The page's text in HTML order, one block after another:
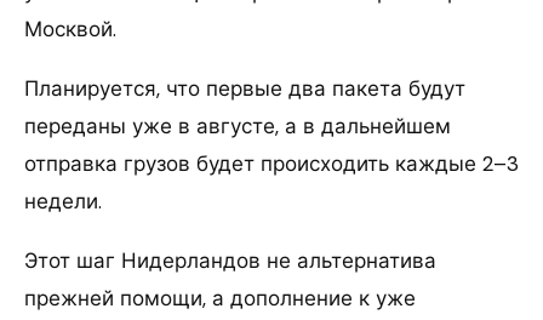
Москвой.
Планируется, что первые два пакета будут
переданы уже в августе, а в дальнейшем
отправка грузов будет происходить каждые 2–3
недели.
Этот шаг Нидерландов не альтернатива
прежней помощи, а дополнение к уже